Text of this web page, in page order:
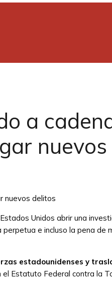
a
Unidos abrir una
e incluso la pena de
estadounidenses y
el Estatuto Federal contra la